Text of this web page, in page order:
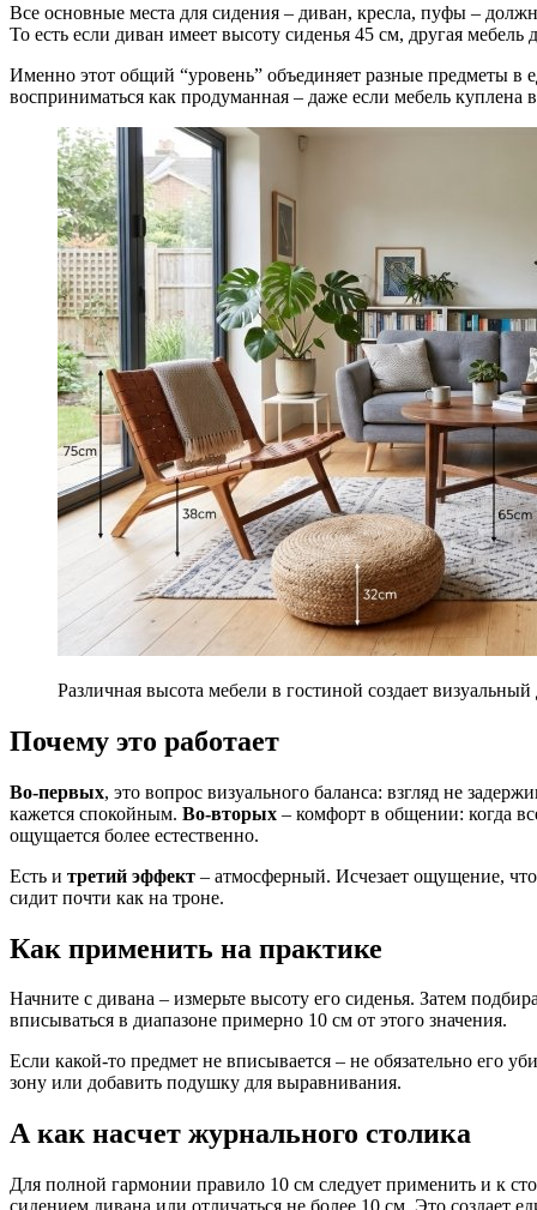
Все основные места для сидения – диван, кресла, пуфы –
То есть если диван имеет высоту сиденья 45 см, другая
Именно этот общий “уровень” объединяет разные предметы
восприниматься как продуманная – даже если мебель куплена
Различная высота мебели в гостиной создает
Почему это работает
Во-первых, это вопрос визуального баланса: взгляд не
кажется спокойным. Во-вторых – комфорт в общении: когда
ощущается более естественно.
Есть и третий эффект – атмосферный. Исчезает ощущение,
сидит почти как на троне.
Как применить на практике
Начните с дивана – измерьте высоту его сиденья. Затем
вписываться в диапазоне примерно 10 см от этого значения.
Если какой-то предмет не вписывается – не обязательно его
зону или добавить подушку для выравнивания.
А как насчет журнального столика
Для полной гармонии правило 10 см следует применить и к